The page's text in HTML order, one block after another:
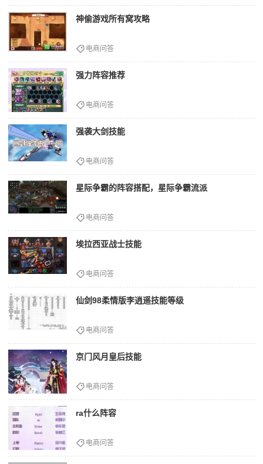
神偷游戏所有窝攻略
电商问答
强力阵容推荐
电商问答
强袭大剑技能
电商问答
星际争霸的阵容搭配，星际争霸流派
电商问答
埃拉西亚战士技能
电商问答
仙剑98柔情版李逍遥技能等级
电商问答
京门风月皇后技能
电商问答
ra什么阵容
电商问答